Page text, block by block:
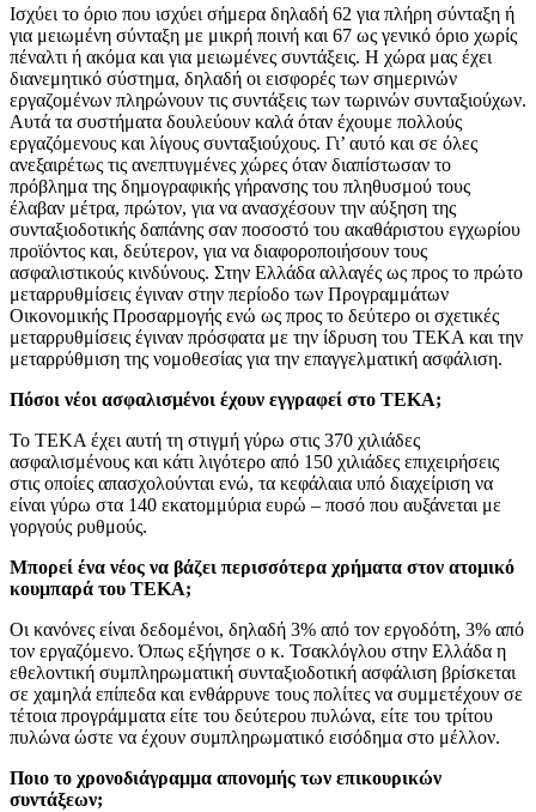
Ισχύει το όριο που ισχύει σήμερα δηλαδή 62 για πλήρη σύνταξη ή
για μειωμένη σύνταξη με μικρή ποινή και 67 ως γενικό όριο χωρίς
πέναλτι ή ακόμα και για μειωμένες συντάξεις. Η χώρα μας έχει
διανεμητικό σύστημα, δηλαδή οι εισφορές των σημερινών
εργαζομένων πληρώνουν τις συντάξεις των τωρινών συνταξιούχων.
Αυτά τα συστήματα δουλεύουν καλά όταν έχουμε πολλούς
εργαζόμενους και λίγους συνταξιούχους. Γι’ αυτό και σε όλες
ανεξαιρέτως τις ανεπτυγμένες χώρες όταν διαπίστωσαν το
πρόβλημα της δημογραφικής γήρανσης του πληθυσμού τους
έλαβαν μέτρα, πρώτον, για να ανασχέσουν την αύξηση της
συνταξιοδοτικής δαπάνης σαν ποσοστό του ακαθάριστου εγχωρίου
προϊόντος και, δεύτερον, για να διαφοροποιήσουν τους
ασφαλιστικούς κινδύνους. Στην Ελλάδα αλλαγές ως προς το πρώτο
μεταρρυθμίσεις έγιναν στην περίοδο των Προγραμμάτων
Οικονομικής Προσαρμογής ενώ ως προς το δεύτερο οι σχετικές
μεταρρυθμίσεις έγιναν πρόσφατα με την ίδρυση του ΤΕΚΑ και την
μεταρρύθμιση της νομοθεσίας για την επαγγελματική ασφάλιση.
Πόσοι νέοι ασφαλισμένοι έχουν εγγραφεί στο ΤΕΚΑ;
Το ΤΕΚΑ έχει αυτή τη στιγμή γύρω στις 370 χιλιάδες
ασφαλισμένους και κάτι λιγότερο από 150 χιλιάδες επιχειρήσεις
στις οποίες απασχολούνται ενώ, τα κεφάλαια υπό διαχείριση να
είναι γύρω στα 140 εκατομμύρια ευρώ – ποσό που αυξάνεται με
γοργούς ρυθμούς.
Μπορεί ένα νέος να βάζει περισσότερα χρήματα στον ατομικό
κουμπαρά του ΤΕΚΑ;
Οι κανόνες είναι δεδομένοι, δηλαδή 3% από τον εργοδότη, 3% από
τον εργαζόμενο. Όπως εξήγησε ο κ. Τσακλόγλου στην Ελλάδα η
εθελοντική συμπληρωματική συνταξιοδοτική ασφάλιση βρίσκεται
σε χαμηλά επίπεδα και ενθάρρυνε τους πολίτες να συμμετέχουν σε
τέτοια προγράμματα είτε του δεύτερου πυλώνα, είτε του τρίτου
πυλώνα ώστε να έχουν συμπληρωματικό εισόδημα στο μέλλον.
Ποιο το χρονοδιάγραμμα απονομής των επικουρικών
συντάξεων;